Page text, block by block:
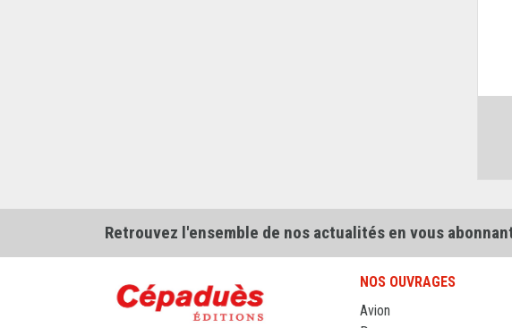
Retrouvez l'ensemble de nos actualités en vous
NOS OUVRAGES
Avion